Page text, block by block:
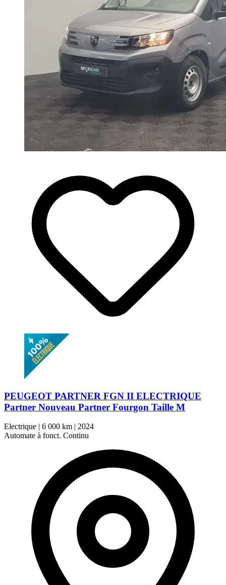
PEUGEOT PARTNER FGN II ELECTRIQUE
Partner Nouveau Partner Fourgon Taille M
Electrique | 6 000 km | 2024
Automate à fonct. Continu